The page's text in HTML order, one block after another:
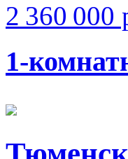
2 360 000
1-